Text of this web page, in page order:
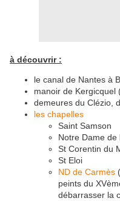
à découvrir :
le canal de Nantes à
manoir de Kergicquel
demeures du Clézio,
les chapelles
Saint Samson
Notre Dame de
St Corentin du
St Eloi
ND de Carmès
peints du
débarrasser la